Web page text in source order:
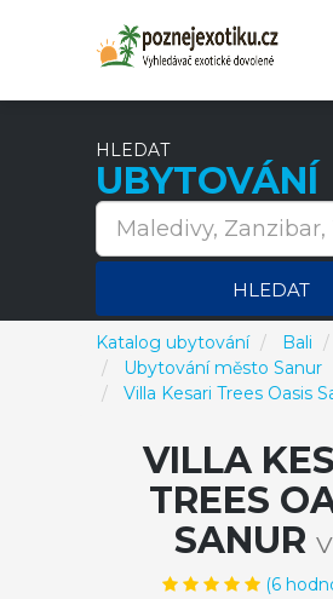
HLEDAT
UBYTOVÁNÍ
HLEDAT
Katalog ubytování Bali
Ubytování město Sanur
Villa Kesari Trees Oasis
VILLA
TREES
SANUR
(6